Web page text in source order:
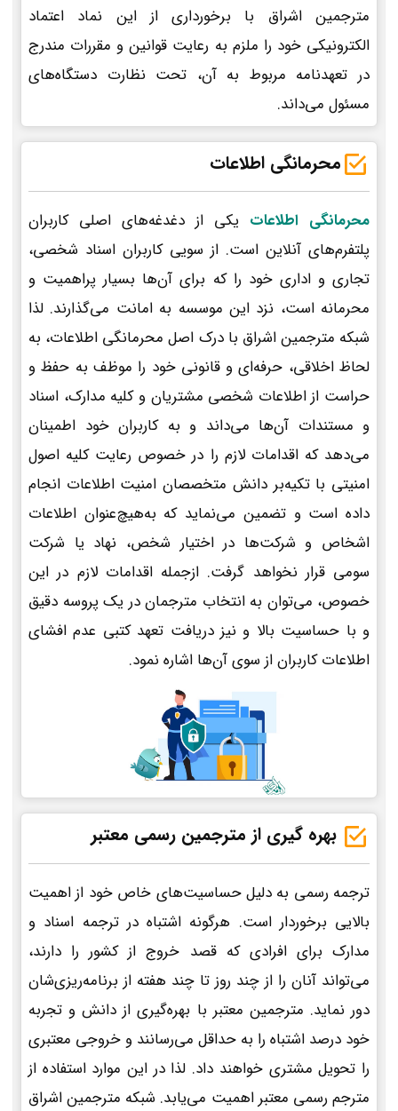
مترجمین اشراق با برخورداری از این نماد اعتماد
الکترونیکی خود را ملزم به رعایت قوانین و مقررات مندرج
در تعهدنامه مربوط به آن، تحت نظارت دستگاه‌های
مسئول می‌داند.
محرمانگی اطلاعات
محرمانگی اطلاعات یکی از دغدغه‌های اصلی کاربران
پلتفرم‌های آنلاین است. از سویی کاربران اسناد شخصی،
تجاری و اداری خود را که برای آن‌ها بسیار پراهمیت و
محرمانه است، نزد این موسسه به امانت می‌گذارند. لذا
شبکه مترجمین اشراق با درک اصل محرمانگی اطلاعات، به
لحاظ اخلاقی، حرفه‌ای و قانونی خود را موظف به حفظ و
حراست از اطلاعات شخصی مشتریان و کلیه مدارک، اسناد
و مستندات آن‌ها می‌داند و به کاربران خود اطمینان
می‌دهد که اقدامات لازم را در خصوص رعایت کلیه اصول
امنیتی با تکیه‌بر دانش متخصصان امنیت اطلاعات انجام
داده است و تضمین می‌نماید که به‌هیچ‌عنوان اطلاعات
اشخاص و شرکت‌ها در اختیار شخص، نهاد یا شرکت
سومی قرار نخواهد گرفت. ازجمله اقدامات لازم در این
خصوص، می‌توان به انتخاب مترجمان در یک پروسه دقیق
و با حساسیت بالا و نیز دریافت تعهد کتبی عدم افشای
اطلاعات کاربران از سوی آن‌ها اشاره نمود.
بهره گیری از مترجمین رسمی معتبر
ترجمه رسمی به دلیل حساسیت‌های خاص خود از اهمیت
بالایی برخوردار است. هرگونه اشتباه در ترجمه اسناد و
مدارک برای افرادی که قصد خروج از کشور را دارند،
می‌تواند آنان را از چند روز تا چند هفته از برنامه‌ریزی‌شان
دور نماید. مترجمین معتبر با بهره‌گیری از دانش و تجربه
خود درصد اشتباه را به حداقل می‌رسانند و خروجی معتبری
را تحویل مشتری خواهند داد. لذا در این موارد استفاده از
مترجم رسمی معتبر اهمیت می‌یابد. شبکه مترجمین اشراق